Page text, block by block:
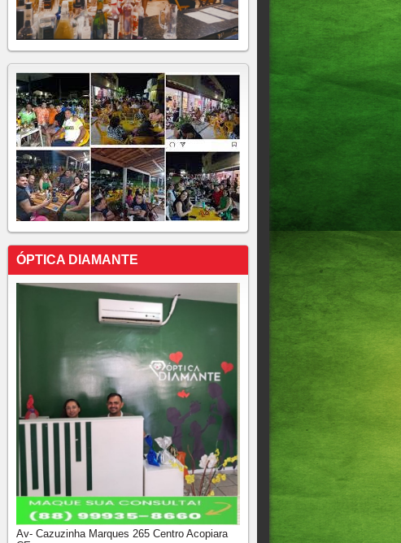
ÓPTICA DIAMANTE
Av- Cazuzinha Marques 265 Centro Acopiara